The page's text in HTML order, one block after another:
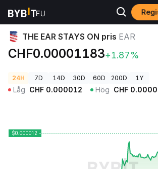
Kryptopriser THE EAR STAYS ON pris EAR
THE EAR STAYS ON pris EAR
CHF0.00001183+1.87%
24H 7D 14D 30D 60D 200D 1Y
Låg CHF 0.000012 Hög CHF